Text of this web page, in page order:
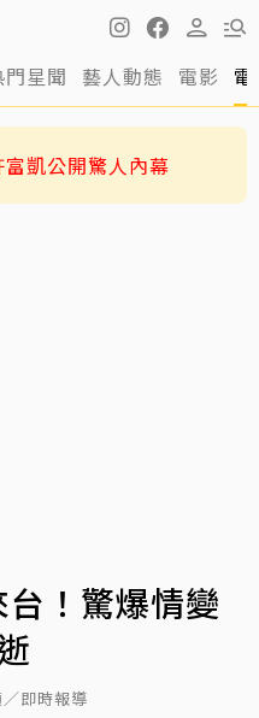
門星聞 藝人動態 電影
凱公開驚人內幕
！驚爆情變
即時報導